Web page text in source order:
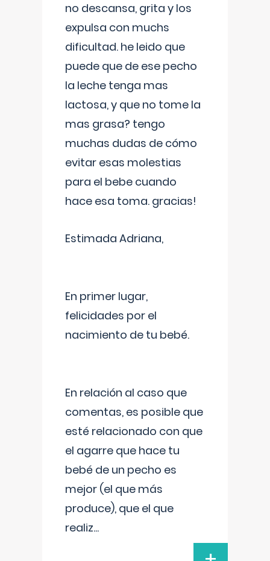
no descansa, grita y los
expulsa con muchs
dificultad. he leido que
puede que de ese pecho
la leche tenga mas
lactosa, y que no tome la
mas grasa? tengo
muchas dudas de cómo
evitar esas molestias
para el bebe cuando
hace esa toma. gracias!
Estimada Adriana,
En primer lugar,
felicidades por el
nacimiento de tu bebé.
En relación al caso que
comentas, es posible que
esté relacionado con que
el agarre que hace tu
bebé de un pecho es
mejor (el que más
produce), que el que
realiz...